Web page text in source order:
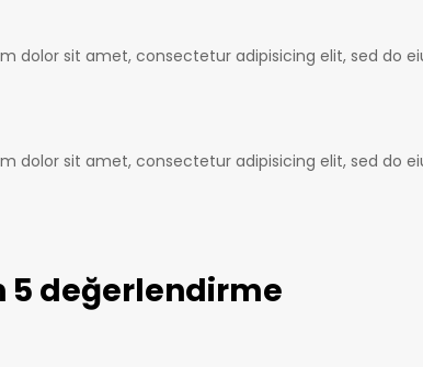
dolor sit amet, consectetur adipisicing elit, sed do
dolor sit amet, consectetur adipisicing elit, sed do
5 değerlendirme